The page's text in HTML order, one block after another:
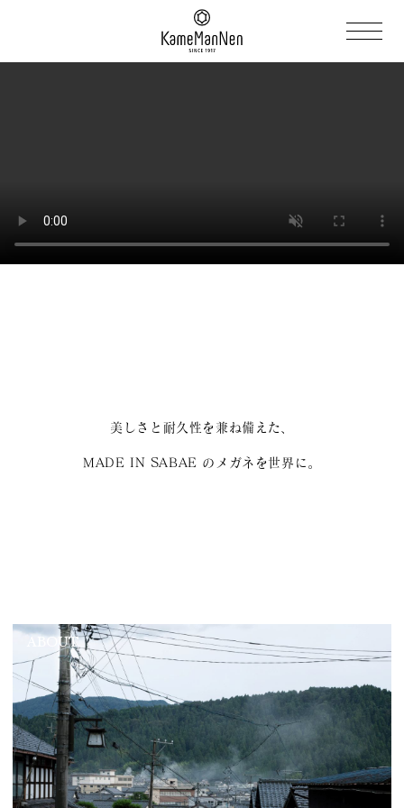
美しさと耐久性を兼ね備えた、
MADE IN SABAE のメガネを世界に。
ABOUT